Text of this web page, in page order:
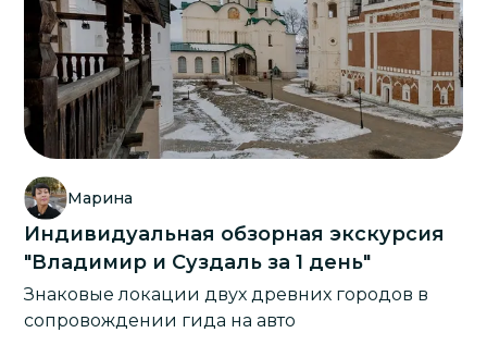
Марина
Индивидуальная обзорная экскурсия
"Владимир и Суздаль за 1 день"
Знаковые локации двух древних городов в
сопровождении гида на авто